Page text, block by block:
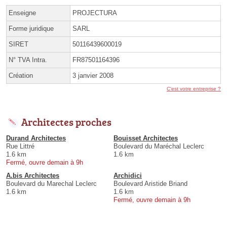
Enseigne PROJECTURA
Forme juridique SARL
SIRET 50116439600019
N° TVA Intra. FR87501164396
Création 3 janvier 2008
C'est votre entreprise ?
Architectes proches
Durand Architectes
Rue Littré
1.6 km
Fermé, ouvre demain à 9h
Bouisset Architectes
Boulevard du Maréchal Leclerc
1.6 km
A.bis Architectes
Boulevard du Marechal Leclerc
1.6 km
Archidici
Boulevard Aristide Briand
1.6 km
Fermé, ouvre demain à 9h